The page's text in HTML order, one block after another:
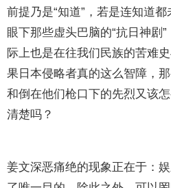
前提乃是“知道”，若是连知道
眼下那些虚头巴脑的“抗日神剧
际上也是在往我们民族的苦难
果日本侵略者真的这么智障，
和倒在他们枪口下的先烈又该
清楚吗？
姜文深恶痛绝的现象正在于：